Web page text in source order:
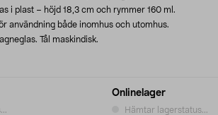
Onlinelager
Hämtar lagerstatus...
i plast – höjd 18,3 cm och rymmer 160 ml.
användning både inomhus och utomhus.
Tål maskindisk.